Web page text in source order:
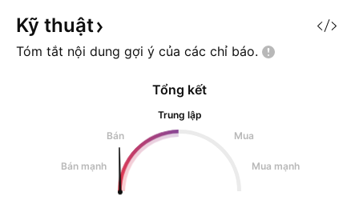
Kỹ thuật
Tóm tắt nội dung gợi ý của các chỉ báo.
Tổng kết
Trung lập
Bán
Mua
Bán mạnh Mua mạnh